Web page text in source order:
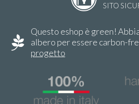
SITO
Questo eshop è green!
albero per essere carbon-
progetto